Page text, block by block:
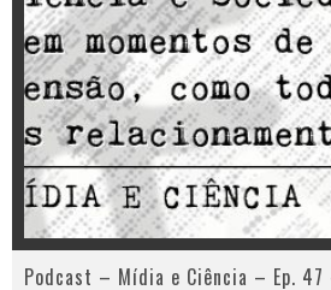
Podcast – Mídia e Ciência – Ep.